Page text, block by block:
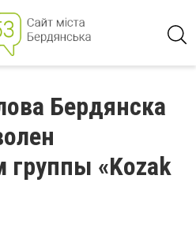
Бердянска
группы «Kozak